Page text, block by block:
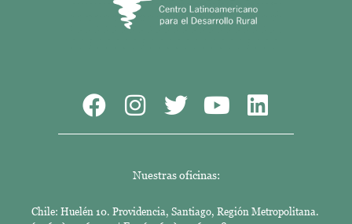
Nuestras oficinas:
Chile: Huelén 10. Providencia, Santiago, Región Metropolitana.